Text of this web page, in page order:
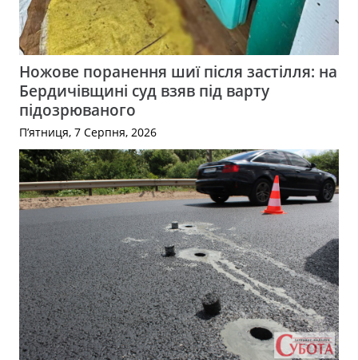
Ножове поранення шиї після застілля: на
Бердичівщині суд взяв під варту
підозрюваного
П’ятниця, 7 Серпня, 2026